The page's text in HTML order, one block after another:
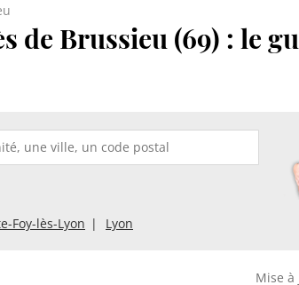
de Brussieu (69) : le
Foy-lès-Lyon Lyon
Mise